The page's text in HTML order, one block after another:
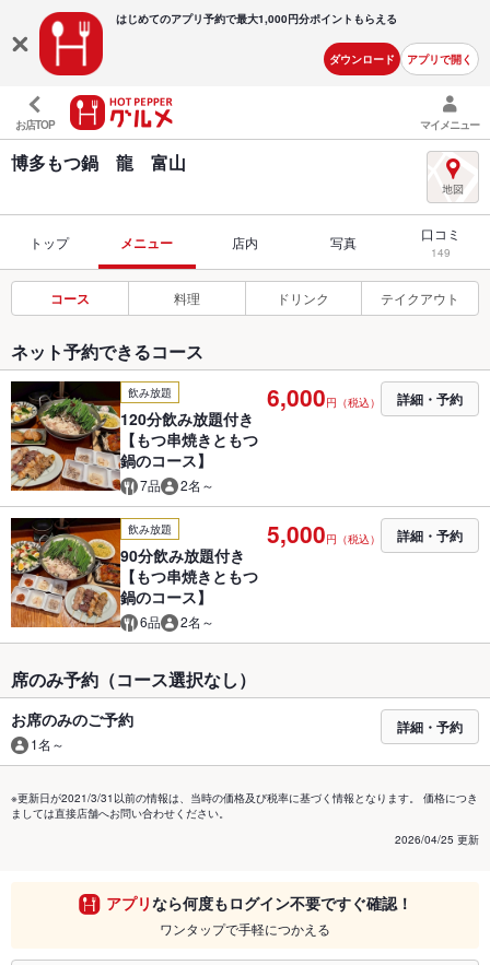
はじめてのアプリ予約で最大1,000円分ポイントもらえる
ダウンロード アプリで開く
お店TOP マイメニュー
博多もつ鍋 龍 富山
トップ メニュー 店内 写真 口コミ
149
コース 料理 ドリンク テイクアウト
ネット予約できるコース
飲み放題
120分飲み放題付き
【もつ串焼きともつ
鍋のコース】
7品 2名～
6,000円（税込） 詳細・予約
飲み放題
90分飲み放題付き
【もつ串焼きともつ
鍋のコース】
6品 2名～
5,000円（税込） 詳細・予約
席のみ予約（コース選択なし）
お席のみのご予約
1名～
詳細・予約
※更新日が2021/3/31以前の情報は、当時の価格及び税率に基づく情報となります。 価格につき
ましては直接店舗へお問い合わせください。
2026/04/25 更新
アプリなら何度もログイン不要ですぐ確認！
ワンタップで手軽につかえる